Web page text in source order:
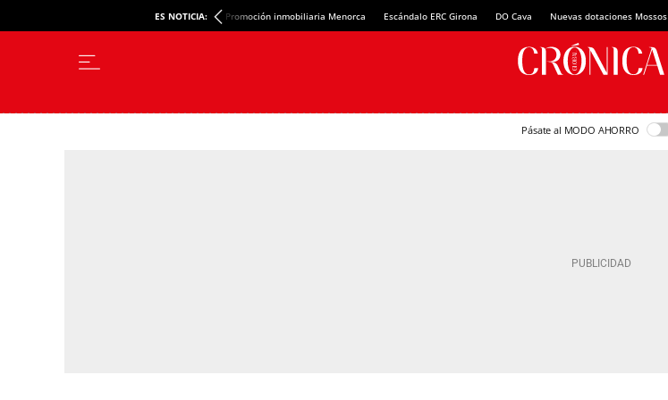
ES NOTICIA: Promoción inmobiliaria Menorca Escándalo ERC Girona DO Cava Nuevas dotaciones Mossos
Pásate al MODO AHORRO